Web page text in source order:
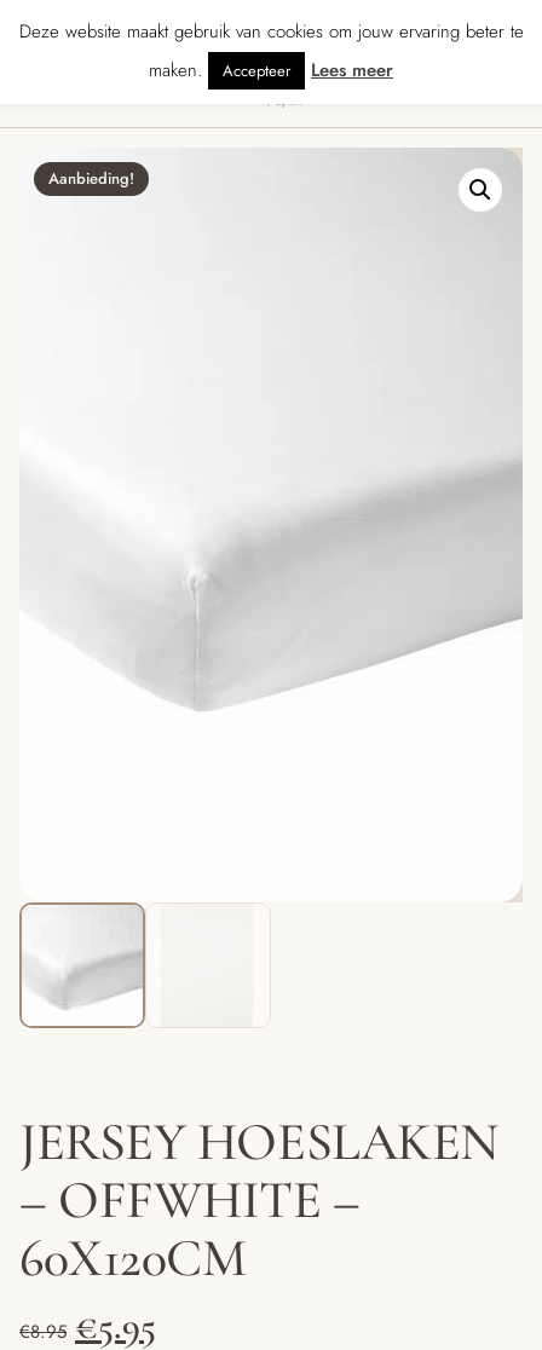
· Gratis verzending vanaf € 70 · Gratis kaartje met je bestelling •
Aanbieding!
JERSEY HOESLAKEN
– OFFWHITE –
60X120CM
€8.95 Oorspronkelijke
€5.95
Deze website maakt gebruik van cookies om jouw ervaring beter te
maken.
Accepteer Lees meer